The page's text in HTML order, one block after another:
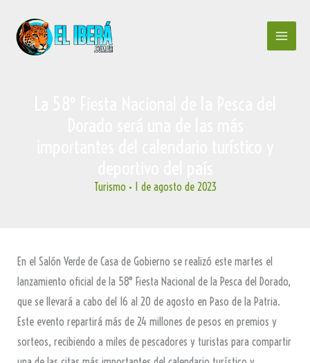
contenido
Turismo• 1 de agosto de 2023
En el Salón Verde de Casa de Gobierno se realizó este martes el
lanzamiento oficial de la 58° Fiesta Nacional de la Pesca del Dorado,
que se llevará a cabo del 16 al 20 de agosto en Paso de la Patria.
Este evento repartirá más de 24 millones de pesos en premios y
sorteos, recibiendo a miles de pescadores y turistas para compartir